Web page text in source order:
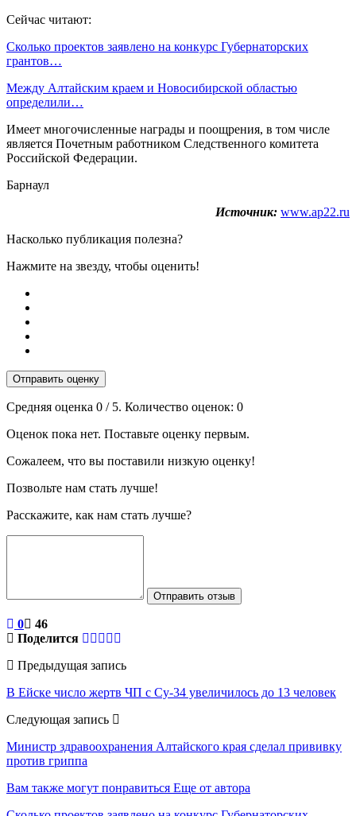
Сейчас читают:
Сколько проектов заявлено на конкурс Губернаторских
грантов…
Между Алтайским краем и Новосибирской областью
определили…
Имеет многочисленные награды и поощрения, в том числе
является Почетным работником Следственного комитета
Российской Федерации.
Барнаул
Источник: www.ap22.ru
Насколько публикация полезна?
Нажмите на звезду, чтобы оценить!
Отправить оценку
Средняя оценка 0 / 5. Количество оценок: 0
Оценок пока нет. Поставьте оценку первым.
Сожалеем, что вы поставили низкую оценку!
Позвольте нам стать лучше!
Расскажите, как нам стать лучше?
Отправить отзыв
0
46
Поделится
Предыдущая запись
В Ейске число жертв ЧП с Су-34 увеличилось до 13 человек
Следующая запись
Министр здравоохранения Алтайского края сделал прививку
против гриппа
Вам также могут понравиться Еще от автора